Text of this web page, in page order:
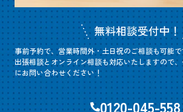
事前予約で、営業時間外・土日祝のご相談も可能で
出張相談とオンライン相談も対応いたしますので
にお問い合わせください！
0120-045-558